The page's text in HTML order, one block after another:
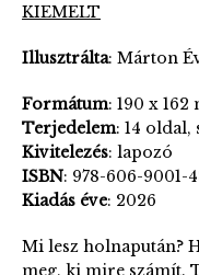
KIEMELT
Illusztrálta: Márton
Formátum: 190 x 162
Terjedelem: 14
Kivitelezés: lapozó
ISBN: 978-606-9001-
Kiadás éve: 2026
Mi lesz holnapután?
meg, ki mire számít.